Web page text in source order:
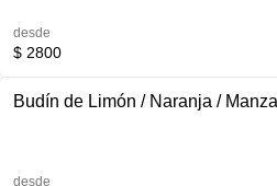
desde
$ 2800
Budín de Limón / Naranja /
desde